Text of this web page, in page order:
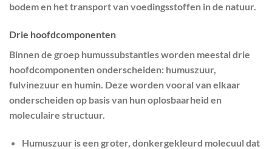
bodem en het transport van voedingsstoffen in de natuur.
Drie hoofdcomponenten
Binnen de groep humussubstanties worden meestal drie
hoofdcomponenten onderscheiden: humuszuur,
fulvinezuur en humin. Deze worden vooral van elkaar
onderscheiden op basis van hun oplosbaarheid en
moleculaire structuur.
Humuszuur is een groter, donkergekleurd molecuul dat